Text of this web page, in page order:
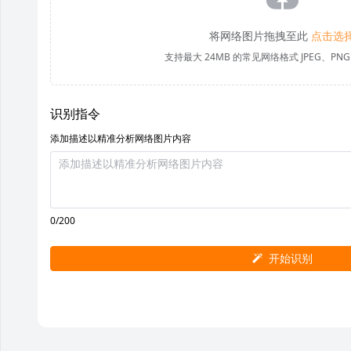
将网络图片拖拽至此 点击选
支持最大 24MB 的常见网络格式 JPEG、PNG
识别指令
添加描述以精准分析网络图片内容
0/200
开始识别